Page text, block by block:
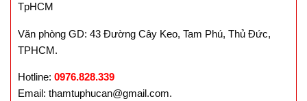
TpHCM
Văn phòng GD: 43 Đường Cây Keo, Tam Phú, Thủ Đức,
TPHCM.
Hotline: 0976.828.339
Email: thamtuphucan@gmail.com.